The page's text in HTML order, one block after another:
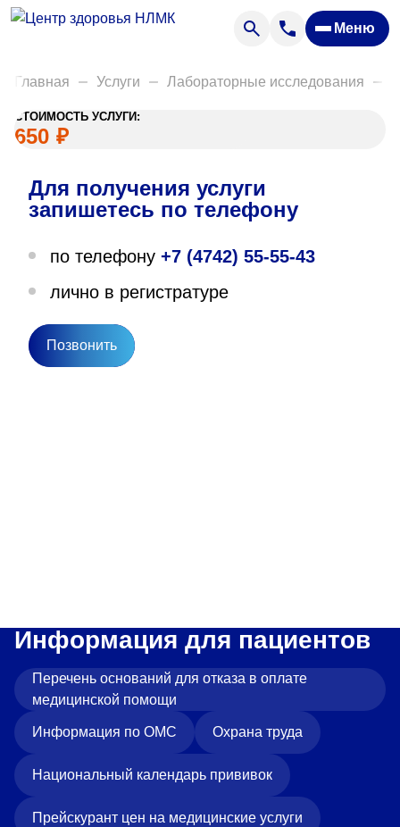
Меню
Анализы
Акции
Пациентам
Вакансии
О нас
Направления деятельности
Понедельник — пятница 7:30–20:00
Суббота 08:00–16:00
Регистратура
Санаторий-профилакторий
«Парус»
Главная Услуги Лабораторные исследования
СТОИМОСТЬ УСЛУГИ:
650 ₽
Для получения услуги
запишетесь по телефону
по телефону +7 (4742) 55-55-43
лично в регистратуре
Позвонить
Информация для пациентов
Перечень оснований для отказа в оплате
медицинской помощи
Информация по ОМС Охрана труда
Национальный календарь прививок
Прейскурант цен на медицинские услуги